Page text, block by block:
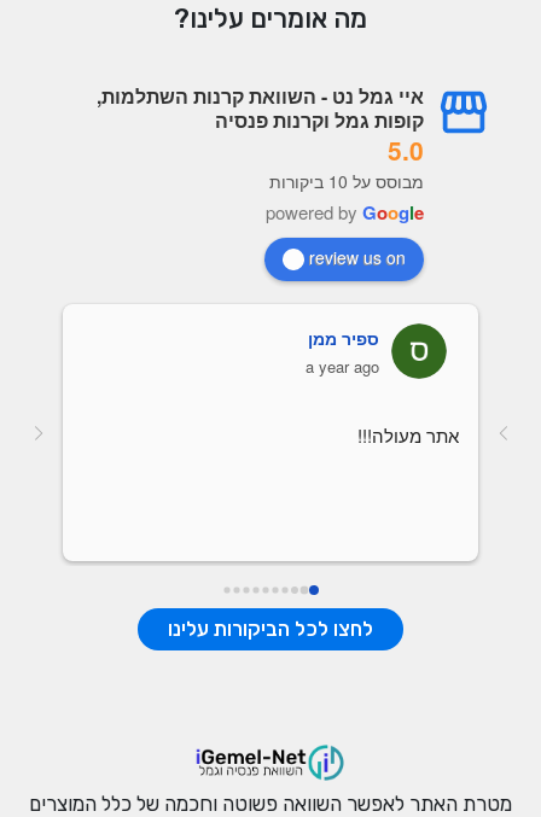
מה אומרים עלינו?
איי גמל נט - השוואת קרנות השתלמות,
קופות גמל וקרנות פנסיה
5.0
מבוסס על 10 ביקורות
powered by Google
review us on
ספיר ממן
a year ago
אתר מעולה!!!
לחצו לכל הביקורות עלינו
מטרת האתר לאפשר השוואה פשוטה וחכמה של כלל המוצרים